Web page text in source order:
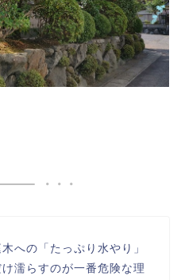
への「たっぷり水やり」
濡らすのが一番危険な理